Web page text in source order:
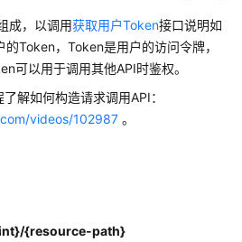
成，以调用获取用户Token接口说明如
Token，Token是用户的访问令牌，
可以用于调用其他API时鉴权。
解如何构造请求调用API：
videos/102987 。
}/{resource-path}